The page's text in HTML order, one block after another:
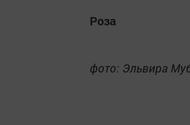
Роза
фото: Эльвира